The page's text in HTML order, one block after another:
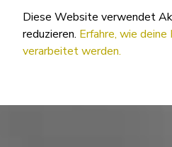
Diese Website verwendet
reduzieren. Erfahre, wie
verarbeitet werden.